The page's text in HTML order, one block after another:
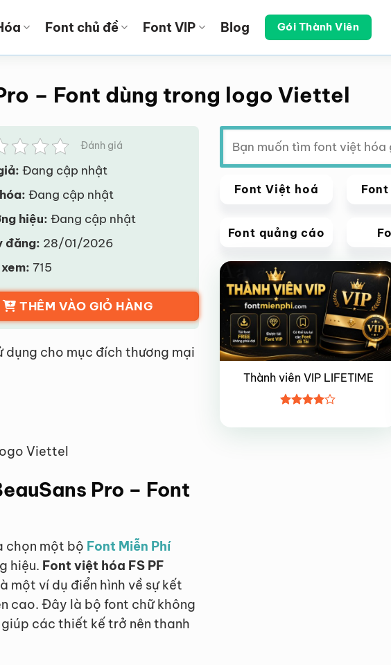
Font chủ đề Font VIP Blog Gói Thành Viên
– Font dùng trong logo Viettel
Đánh giá
Đang cập nhật
Đang cập nhật
hiệu: Đang cập nhật
đăng: 28/01/2026
715
THÊM VÀO GIỎ HÀNG
dụng cho mục đích thương mại
Viettel
Pro – Font
chọn một bộ Font Miễn Phí
hiệu. Font việt hóa FS PF
một ví dụ điển hình về sự kết
cao. Đây là bộ font chữ không
các thiết kế trở nên thanh
Tìm
kiếm:
Font Việt hoá
Font quảng cáo
Giảm giá!
Thành viên VIP LIFETIME
xếp hạng